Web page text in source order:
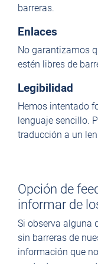
barreras.
Enlaces
No garantizamos
estén libres de
Legibilidad
Hemos intentado
lenguaje sencillo.
traducción a un
Opción de
informar de
Si observa alguna
sin barreras de
información que